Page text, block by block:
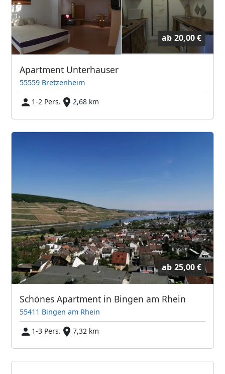
ab 20,00 €
Apartment Unterhauser
55559 Bretzenheim
1-2 Pers.
2,68 km
ab 25,00 €
Schönes Apartment in Bingen am Rhein
55411 Bingen am Rhein
1-3 Pers.
7,32 km